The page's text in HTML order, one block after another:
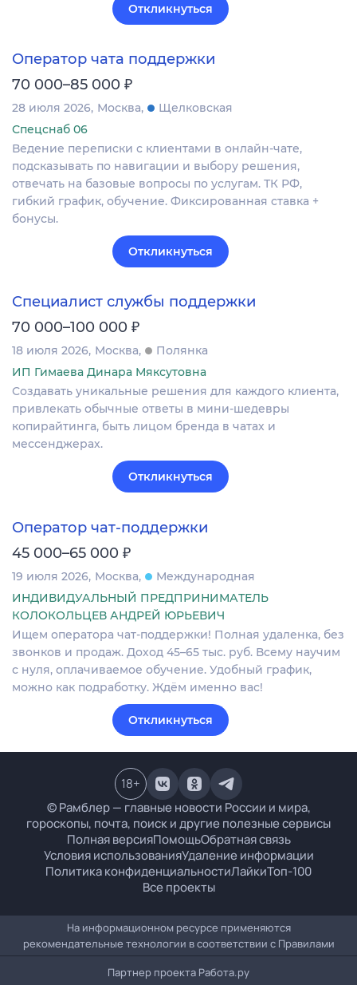
Откликнуться
Оператор чата поддержки
70 000–85 000 ₽
28 июля 2026 Москва
Щелковская
Спецснаб 06
Ведение переписки с клиентами в онлайн-чате,
подсказывать по навигации и выбору решения,
отвечать на базовые вопросы по услугам. ТК РФ,
гибкий график, обучение. Фиксированная ставка +
бонусы.
Откликнуться
Специалист службы поддержки
70 000–100 000 ₽
18 июля 2026 Москва
Полянка
ИП Гимаева Динара Мяксутовна
Создавать уникальные решения для каждого клиента,
привлекать обычные ответы в мини-шедевры
копирайтинга, быть лицом бренда в чатах и
мессенджерах.
Откликнуться
Оператор чат-поддержки
45 000–65 000 ₽
19 июля 2026 Москва
Международная
ИНДИВИДУАЛЬНЫЙ ПРЕДПРИНИМАТЕЛЬ
КОЛОКОЛЬЦЕВ АНДРЕЙ ЮРЬЕВИЧ
Ищем оператора чат-поддержки! Полная удаленка, без
звонков и продаж. Доход 45–65 тыс. руб. Всему научим
с нуля, оплачиваемое обучение. Удобный график,
можно как подработку. Ждём именно вас!
Откликнуться
© Рамблер — главные новости России и мира,
гороскопы, почта, поиск и другие полезные сервисы
Полная версияПомощьОбратная связь
Условия использованияУдаление информации
Политика конфиденциальностиЛайкиТоп-100
Все проекты
18+
На информационном ресурсе применяются
рекомендательные технологии в соответствии с Правилами
Партнер проекта Работа.ру